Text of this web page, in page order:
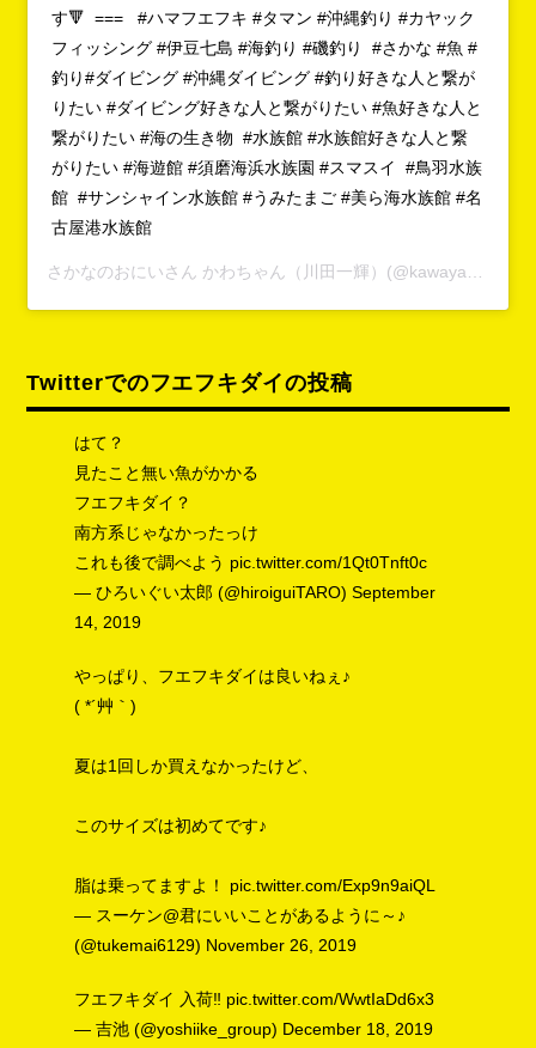
す🔻 === #ハマフエフキ #タマン #沖縄釣り #カヤック
フィッシング #伊豆七島 #海釣り #磯釣り #さかな #魚 #
釣り#ダイビング #沖縄ダイビング #釣り好きな人と繋が
りたい #ダイビング好きな人と繋がりたい #魚好きな人と
繋がりたい #海の生き物 #水族館 #水族館好きな人と繋
がりたい #海遊館 #須磨海浜水族園 #スマスイ #鳥羽水族
館 #サンシャイン水族館 #うみたまご #美ら海水族館 #名
古屋港水族館
さかなのおにいさん かわちゃん（川田一輝） (@kawayanfishing)がシェアした投稿 -
Twitterでのフエフキダイの投稿
はて？
見たこと無い魚がかかる
フエフキダイ？
南方系じゃなかったっけ
これも後で調べよう pic.twitter.com/1Qt0Tnft0c
— ひろいぐい太郎 (@hiroiguiTARO)September
14, 2019
やっぱり、フエフキダイは良いねぇ♪
( *´艸｀)
夏は1回しか買えなかったけど、
このサイズは初めてです♪
脂は乗ってますよ！ pic.twitter.com/Exp9n9aiQL
— スーケン@君にいいことがあるように～♪
(@tukemai6129) November 26, 2019
フエフキダイ 入荷‼️ pic.twitter.com/WwtIaDd6x3
— 吉池 (@yoshiike_group) December 18, 2019